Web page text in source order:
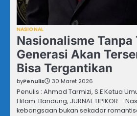
NASIONAL
Nasionalisme Tanpa
Generasi Akan
Bisa Tergantikan
byPenulis 30 Maret 2026
Penulis : Ahmad Tarmizi, S.E Ketua
Hitam Bandung, JURNAL TIPIKOR –
kebangsaan bukan sekadar